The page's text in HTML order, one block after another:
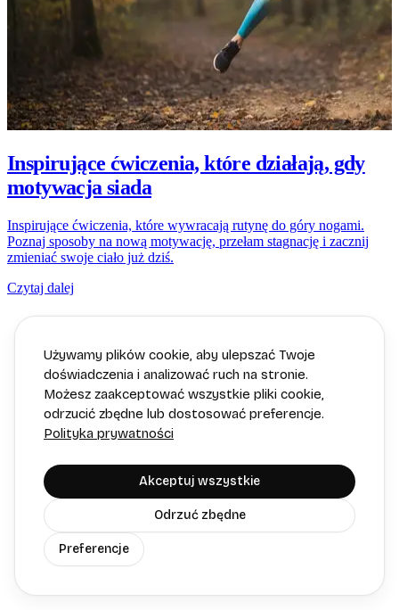
Używamy plików cookie, aby ulepszać Twoje
doświadczenia i analizować ruch na stronie.
Możesz zaakceptować wszystkie pliki cookie,
odrzucić zbędne lub dostosować preferencje.
Polityka prywatności
Akceptuj wszystkie
Odrzuć zbędne
Preferencje
Inspirujące ćwiczenia, które działają, gdy
motywacja siada
Inspirujące ćwiczenia, które wywracają rutynę do góry nogami.
Poznaj sposoby na nową motywację, przełam stagnację i zacznij
zmieniać swoje ciało już dziś.
Czytaj dalej